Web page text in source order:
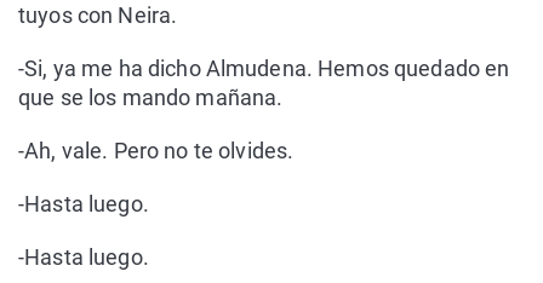
tuyos con Neira.
-Si, ya me ha dicho Almudena. Hemos quedado en
que se los mando mañana.
-Ah, vale. Pero no te olvides.
-Hasta luego.
-Hasta luego.